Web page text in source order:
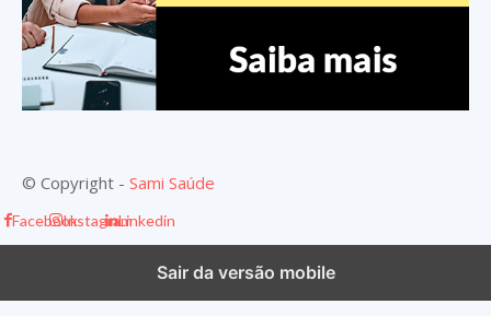
© Copyright - Sami Saúde
FacebookInstagramLinkedin
Sair da versão mobile